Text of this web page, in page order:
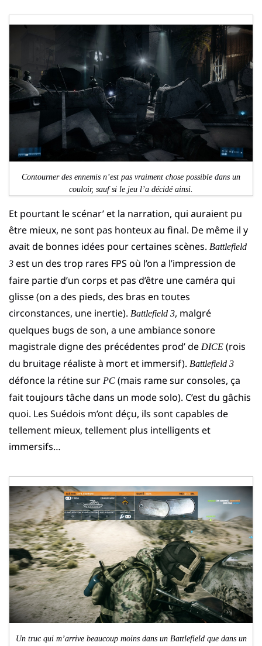
Contourner des ennemis n’est pas vraiment chose possible dans un
couloir, sauf si le jeu l’a décidé ainsi.
Et pourtant le scénar’ et la narration, qui auraient pu
être mieux, ne sont pas honteux au final. De même il y
avait de bonnes idées pour certaines scènes. Battlefield
3 est un des trop rares FPS où l’on a l’impression de
faire partie d’un corps et pas d’être une caméra qui
glisse (on a des pieds, des bras en toutes
circonstances, une inertie). Battlefield 3, malgré
quelques bugs de son, a une ambiance sonore
magistrale digne des précédentes prod’ de DICE (rois
du bruitage réaliste à mort et immersif). Battlefield 3
défonce la rétine sur PC (mais rame sur consoles, ça
fait toujours tâche dans un mode solo). C’est du gâchis
quoi. Les Suédois m’ont déçu, ils sont capables de
tellement mieux, tellement plus intelligents et
immersifs…
Un truc qui m’arrive beaucoup moins dans un Battlefield que dans un